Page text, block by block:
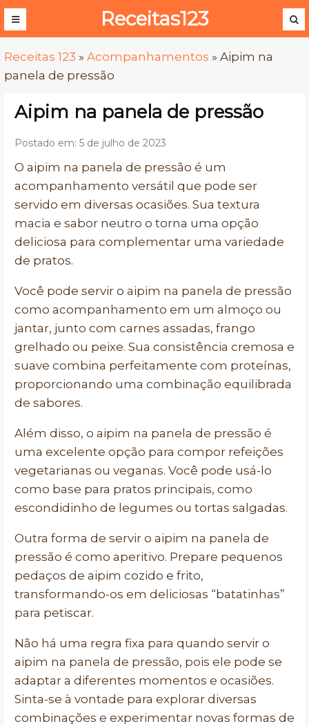
Receitas123
Receitas 123 » Acompanhamentos » Aipim na
panela de pressão
Aipim na panela de pressão
Postado em: 5 de julho de 2023
O aipim na panela de pressão é um
acompanhamento versátil que pode ser
servido em diversas ocasiões. Sua textura
macia e sabor neutro o torna uma opção
deliciosa para complementar uma variedade
de pratos.
Você pode servir o aipim na panela de pressão
como acompanhamento em um almoço ou
jantar, junto com carnes assadas, frango
grelhado ou peixe. Sua consistência cremosa e
suave combina perfeitamente com proteínas,
proporcionando uma combinação equilibrada
de sabores.
Além disso, o aipim na panela de pressão é
uma excelente opção para compor refeições
vegetarianas ou veganas. Você pode usá-lo
como base para pratos principais, como
escondidinho de legumes ou tortas salgadas.
Outra forma de servir o aipim na panela de
pressão é como aperitivo. Prepare pequenos
pedaços de aipim cozido e frito,
transformando-os em deliciosas “batatinhas”
para petiscar.
Não há uma regra fixa para quando servir o
aipim na panela de pressão, pois ele pode se
adaptar a diferentes momentos e ocasiões.
Sinta-se à vontade para explorar diversas
combinações e experimentar novas formas de